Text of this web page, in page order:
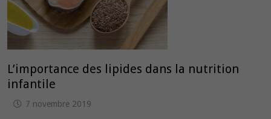
L’importance des lipides dans la nutrition
infantile
7 novembre 2019